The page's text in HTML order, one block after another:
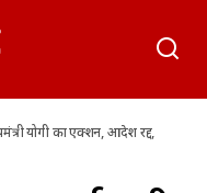
योगी का एक्शन, आदेश रद्द,